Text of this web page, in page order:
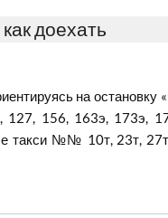
доехать
на
156, 163э, 173э,
№№ 10т, 23т, 27т,